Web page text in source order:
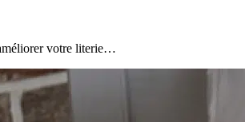
votre literie…